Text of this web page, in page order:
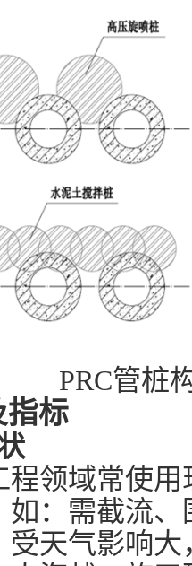
PRC管桩
指标
程领域常使
如：需截流
受天气影响